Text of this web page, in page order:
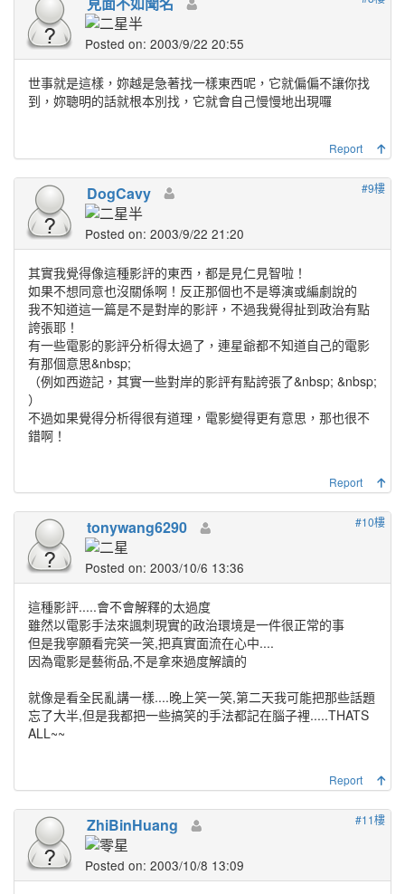
Posted on: 2003/9/22 20:55
世事就是這樣，妳越是急著找一樣東西呢，它就偏偏不讓你找
到，妳聰明的話就根本別找，它就會自己慢慢地出現囉
Report
#9樓
DogCavy
Posted on: 2003/9/22 21:20
其實我覺得像這種影評的東西，都是見仁見智啦！
如果不想同意也沒關係啊！反正那個也不是導演或編劇說的
我不知道這一篇是不是對岸的影評，不過我覺得扯到政治有點
誇張耶！
有一些電影的影評分析得太過了，連星爺都不知道自己的電影
有那個意思&nbsp;
（例如西遊記，其實一些對岸的影評有點誇張了&nbsp; &nbsp;
）
不過如果覺得分析得很有道理，電影變得更有意思，那也很不
錯啊！
Report
#10樓
tonywang6290
Posted on: 2003/10/6 13:36
這種影評.....會不會解釋的太過度
雖然以電影手法來諷刺現實的政治環境是一件很正常的事
但是我寧願看完笑一笑,把真實面流在心中....
因為電影是藝術品,不是拿來過度解讀的
就像是看全民亂講一樣....晚上笑一笑,第二天我可能把那些話題
忘了大半,但是我都把一些搞笑的手法都記在腦子裡.....THATS
ALL~~
Report
#11樓
ZhiBinHuang
Posted on: 2003/10/8 13:09